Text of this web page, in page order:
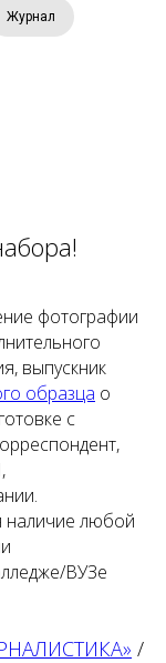
Журнал
фотографии
выпускник
образца о
с
наличие любой
ВУЗе
/